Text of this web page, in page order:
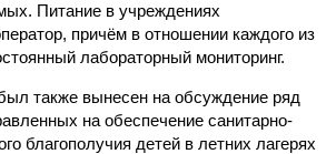
Питание в учреждениях
причём в отношении каждого из
лабораторный мониторинг.
также вынесен на обсуждение ряд
на обеспечение санитарно-
благополучия детей в летних лагерях